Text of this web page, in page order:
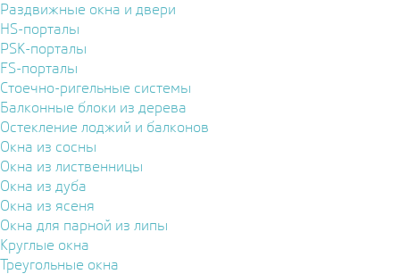
Раздвижные окна и двери
HS-порталы
PSK-порталы
FS-порталы
Стоечно-ригельные системы
Балконные блоки из дерева
Остекление лоджий и балконов
Окна из сосны
Окна из лиственницы
Окна из дуба
Окна из ясеня
Окна для парной из липы
Круглые окна
Треугольные окна